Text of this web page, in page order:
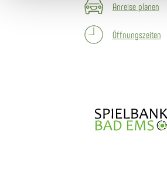
Anreise planen
Öffnungszeiten